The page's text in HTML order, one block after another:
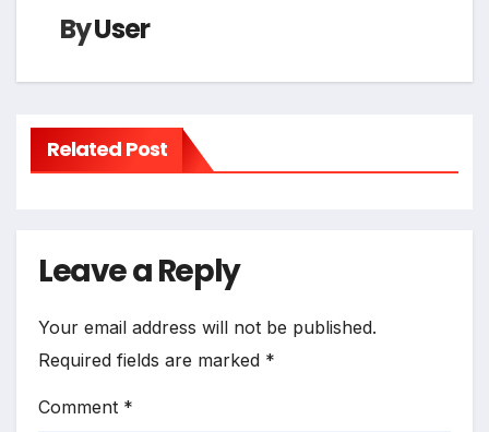
ByUser
Related Post
Leave a Reply
Your email address will not be published.
Required fields are marked *
Comment *